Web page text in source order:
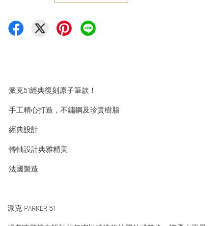
•派克51經典復刻原子筆款！
•手工精心打造，不鏽鋼及珍貴樹脂
•經典設計
•轉軸設計典雅精美
•法國製造
派克 PARKER 51